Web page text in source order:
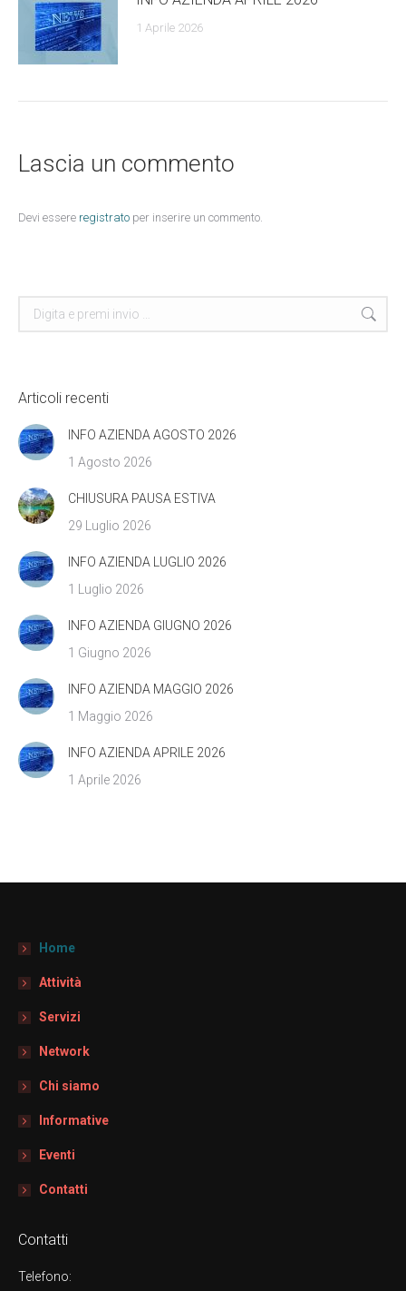
1 Aprile 2026
Lascia un commento
Devi essere registrato per inserire un commento.
Cerca
Articoli recenti
INFO AZIENDA AGOSTO 2026
1 Agosto 2026
CHIUSURA PAUSA ESTIVA
29 Luglio 2026
INFO AZIENDA LUGLIO 2026
1 Luglio 2026
INFO AZIENDA GIUGNO 2026
1 Giugno 2026
INFO AZIENDA MAGGIO 2026
1 Maggio 2026
INFO AZIENDA APRILE 2026
1 Aprile 2026
Home
Attività
Servizi
Network
Chi siamo
Informative
Eventi
Contatti
Contatti
Telefono: